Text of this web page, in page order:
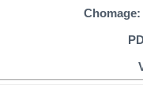
Chomage: